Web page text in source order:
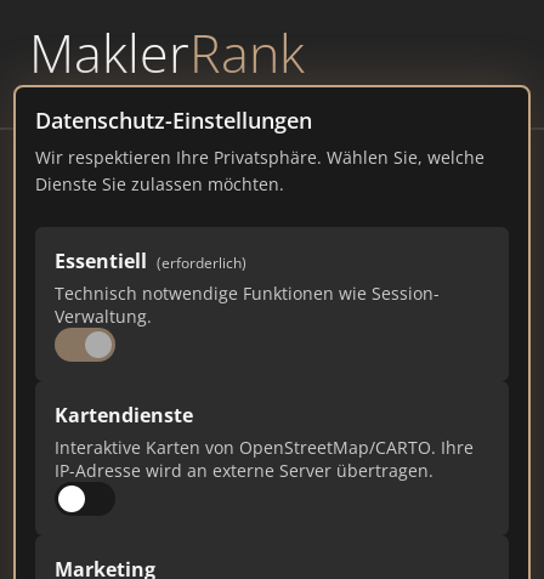
MaklerRank
powered byWAVEPOINT
Datenschutz-Einstellungen
Wir respektieren Ihre Privatsphäre. Wählen Sie, welche
Dienste Sie zulassen möchten.
Essentiell (erforderlich)
Technisch notwendige Funktionen wie Session-
Verwaltung.
Kartendienste
Interaktive Karten von OpenStreetMap/CARTO. Ihre
IP-Adresse wird an externe Server übertragen.
Marketing
Anja Brokbals ImmobilienBewertung
Postdamm 210, 33334 Gütersloh
brokbals-immobilien.de
Gesamtpunkte
Ist das Ihr Unternehmen?
Daten und erhalten Sie monatliche Ranking-